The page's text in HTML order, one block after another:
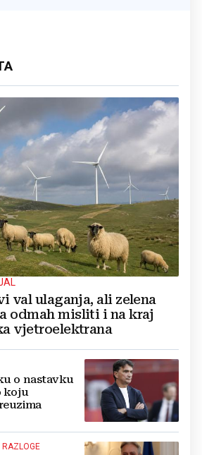
val ulaganja, ali zelena
odmah misliti i na kraj
vjetroelektrana
o nastavku
koju
RAZLOGE